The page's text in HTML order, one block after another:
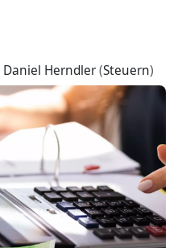
Daniel Herndler(Steuern)